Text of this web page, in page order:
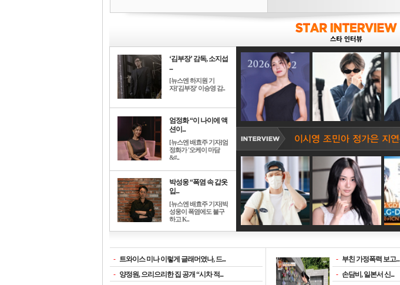
‘김부장’ 감독, 소지섭
...
[뉴스엔 하지원 기
자]'김부장' 이승영 감..
엄정화 “이 나이에 액
션이...
[뉴스엔 배효주 기자]엄
정화가 '오케이 마담
&#..
박성웅 “폭염 속 갑옷
입...
[뉴스엔 배효주 기자]박
성웅이 폭염에도 불구
하고 K..
- 트와이스 미나 이렇게 글래머였나, 드...
- 양정원, 으리으리한 집 공개 “시차 적...
- 부친 가정폭력 보고...
- 손담비, 일본서 신...